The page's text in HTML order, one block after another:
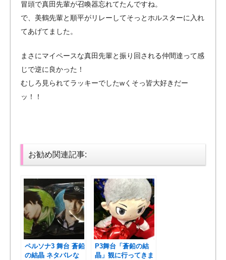
冒頭で真田先輩が召喚器忘れてたんですね。
で、美鶴先輩と順平がリレーしてそっとホルスターに入れ
てあげてました。
まさにマイペースな真田先輩と振り回される仲間達って感
じで逆に良かった！
むしろ見られてラッキーでしたwくそっ皆大好きだー
ッ！！
お勧め関連記事:
ペルソナ3 舞台 蒼鉛
の結晶 ネタバレな
P3舞台「蒼鉛の結
晶」観に行ってきま